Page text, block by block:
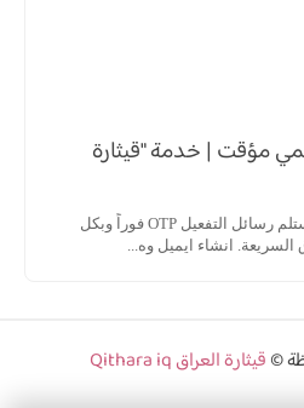
مؤقت | خدمة "قيثارة
بريد إلكتروني وهمي مؤقت استلم رسائل التفعيل OTP فوراً وبكل
السريعة. انشاء ايميل وه...
©قيثارة العراق Qithara iq